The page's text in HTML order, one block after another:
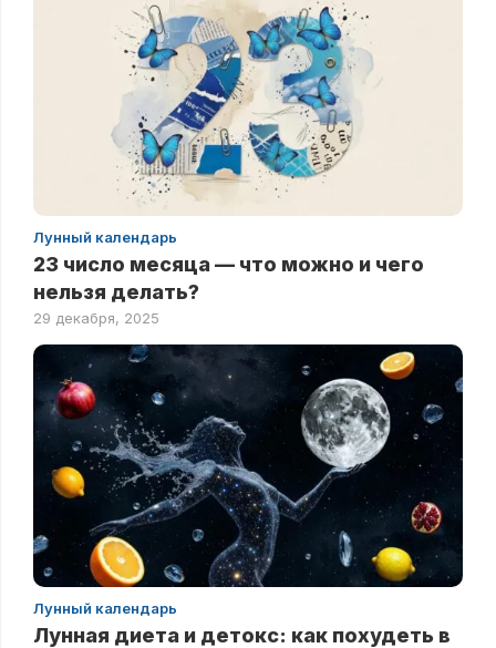
Лунный календарь
23 число месяца — что можно и чего
нельзя делать?
29 декабря, 2025
Лунный календарь
Лунная диета и детокс: как похудеть в